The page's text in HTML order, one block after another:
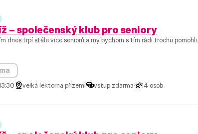
– společenský klub pro seniory
dnes trpí stále více seniorů a my bychom s tím rádi trochu pomohli....
velká lektorna přízemí vstup zdarma 14 osob